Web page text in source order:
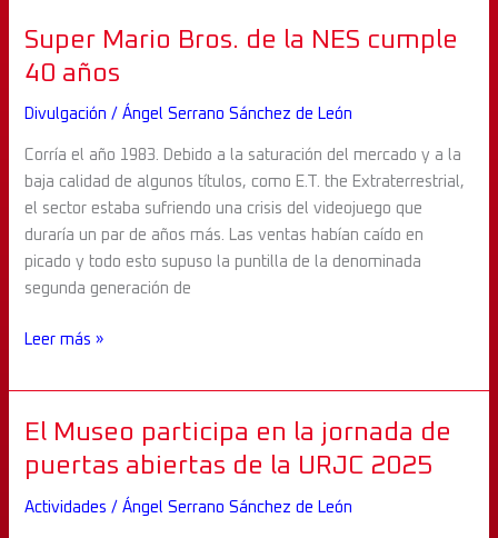
Super Mario Bros. de la NES cumple
40 años
Divulgación /Ángel Serrano Sánchez de León
Corría el año 1983. Debido a la saturación del mercado y a la
baja calidad de algunos títulos, como E.T. the Extraterrestrial,
el sector estaba sufriendo una crisis del videojuego que
duraría un par de años más. Las ventas habían caído en
picado y todo esto supuso la puntilla de la denominada
segunda generación de
Leer más »
El Museo participa en la jornada de
puertas abiertas de la URJC 2025
Actividades /Ángel Serrano Sánchez de León
El
participa
en